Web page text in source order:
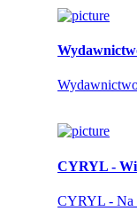
CYRYL -
CYRYL - Na